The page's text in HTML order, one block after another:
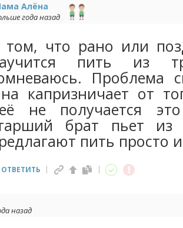
Алёна
года назад
том, что рано или
пить из
Проблема
капризничает от
не получается
брат пьет из
пить просто
ОТВЕТИТЬ
назад